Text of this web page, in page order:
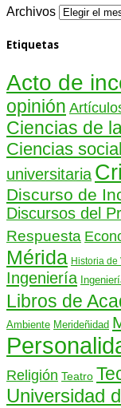
Archivos
Etiquetas
Acto de
opinión
Ciencias de
Ciencias
universitaria
Discurso de
Discursos del
Respuesta
Mérida Historia de
Ingeniería
Libros de
Ambiente Merideñidad
Religión Teatro
Universidad